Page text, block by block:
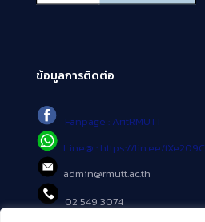
ข้อมูลการติดต่อ
Fanpage : AritRMUTT
Line@ : https://lin.ee/tXe209C
admin@rmutt.ac.th
02 549 3074